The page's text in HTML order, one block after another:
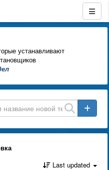
устанавливают
Last updated